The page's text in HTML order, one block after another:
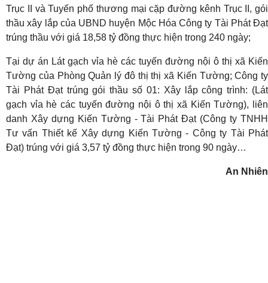
Trục II và Tuyến phố thương mại cặp đường kênh Trục II, gói
thầu xây lắp của UBND huyện Mộc Hóa Công ty Tài Phát Đạt
trúng thầu với giá 18,58 tỷ đồng thực hiện trong 240 ngày;
Tại dự án Lát gạch vỉa hè các tuyến đường nội ô thị xã Kiến
Tường của Phòng Quản lý đô thị thị xã Kiến Tường; Công ty
Tài Phát Đạt trúng gói thầu số 01: Xây lắp công trình: (Lát
gạch vỉa hè các tuyến đường nội ô thị xã Kiến Tường), liên
danh Xây dựng Kiến Tường - Tài Phát Đạt (Công ty TNHH
Tư vấn Thiết kế Xây dựng Kiến Tường - Công ty Tài Phát
Đạt) trúng với giá 3,57 tỷ đồng thực hiện trong 90 ngày…
An Nhiên